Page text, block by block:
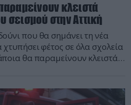
κλειστά
στην Αττική
που θα σημάνει τη νέα
φέτος σε όλα σχολεία
θα παραμείνουν κλειστά,
Μόλις δύο μέρες
και διαπιστώνεται ότι